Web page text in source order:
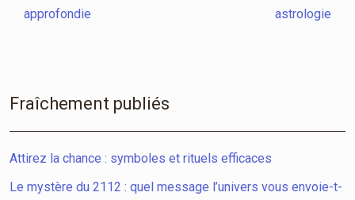
approfondie
astrologie
Fraîchement publiés
Attirez la chance : symboles et rituels efficaces
Le mystère du 2112 : quel message l’univers vous envoie-t-